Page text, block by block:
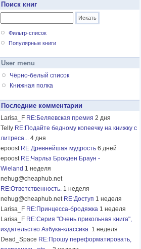
Поиск книг
Фильтр-список
Популярные книги
User menu
Чёрно-белый список
Книжная полка
Последние комментарии
Larisa_F RE:Беляевская премия 2 дня
Telly RE:Подайте бедному копеечку на книжку с
литреса... 4 дня
epoost RE:Древнейшая мудрость 6 дней
epoost RE:Чарльз Брокден Браун -
Wieland 1 неделя
nehug@cheaphub.net
RE:Ответственность. 1 неделя
nehug@cheaphub.net RE:Доступ 1 неделя
Larisa_F RE:Принцесса-бродяжка 1 неделя
Larisa_F RE:Серия "Очень прикольная книга",
издательство Азбука-классика 1 неделя
Dead_Space RE:Прошу переформатировать,